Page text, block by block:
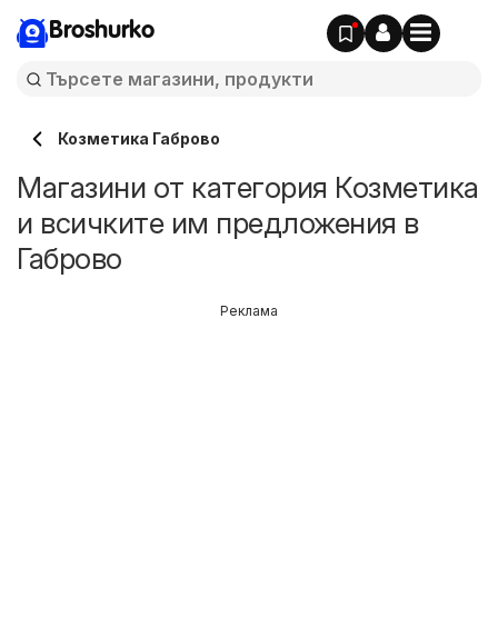
Broshurko
Козметика Габрово
Магазини от категория Козметика
и всичките им предложения в
Габрово
Реклама